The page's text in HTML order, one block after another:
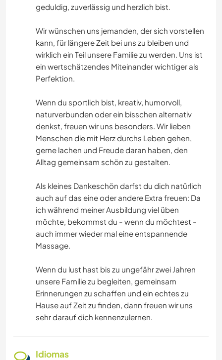
geduldig, zuverlässig und herzlich bist.
Wir wünschen uns jemanden, der sich vorstellen
kann, für längere Zeit bei uns zu bleiben und
wirklich ein Teil unsere Familie zu werden. Uns ist
ein wertschätzendes Miteinander wichtiger als
Perfektion.
Wenn du sportlich bist, kreativ, humorvoll,
naturverbunden oder ein bisschen alternativ
denkst, freuen wir uns besonders. Wir lieben
Menschen die mit Herz durchs Leben gehen,
gerne lachen und Freude daran haben, den
Alltag gemeinsam schön zu gestalten.
Als kleines Dankeschön darfst du dich natürlich
auch auf das eine oder andere Extra freuen: Da
ich während meiner Ausbildung viel üben
möchte, bekommst du - wenn du möchtest -
auch immer wieder mal eine entspannende
Massage.
Wenn du lust hast bis zu ungefähr zwei Jahren
unsere Familie zu begleiten, gemeinsam
Erinnerungen zu schaffen und ein echtes zu
Hause auf Zeit zu finden, dann freuen wir uns
sehr darauf dich kennenzulernen.
Idiomas